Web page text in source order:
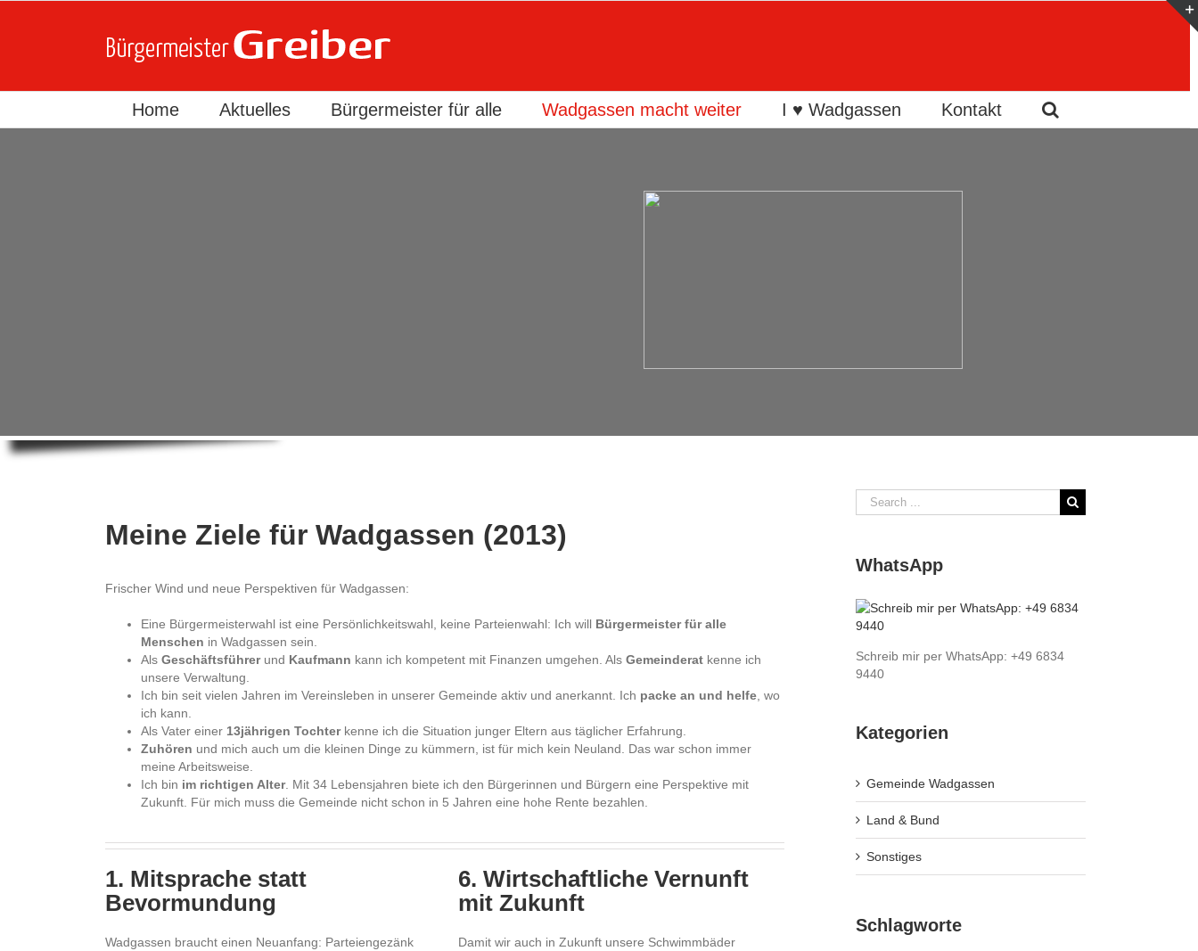
Home Aktuelles Bürgermeister für alle Wadgassen macht weiter I ♥ Wadgassen Kontakt
Meine Ziele für Wadgassen (2013)
Frischer Wind und neue Perspektiven für Wadgassen:
Eine Bürgermeisterwahl ist eine Persönlichkeitswahl, keine Parteienwahl: Ich will Bürgermeister für alle
Menschen in Wadgassen sein.
Als Geschäftsführerund Kaufmann kann ich kompetent mit Finanzen umgehen. Als Gemeinderatkenne ich
unsere Verwaltung.
Ich bin seit vielen Jahren im Vereinsleben in unserer Gemeinde aktiv und anerkannt. Ich packe an und helfe, wo
ich kann.
Als Vater einer 13jährigen Tochterkenne ich die Situation junger Eltern aus täglicher Erfahrung.
Zuhören und mich auch um die kleinen Dinge zu kümmern, ist für mich kein Neuland. Das war schon immer
meine Arbeitsweise.
Ich bin im richtigen Alter. Mit 34 Lebensjahren biete ich den Bürgerinnen und Bürgern eine Perspektive mit
Zukunft. Für mich muss die Gemeinde nicht schon in 5 Jahren eine hohe Rente bezahlen.
1. Mitsprache statt
Bevormundung
Wadgassen braucht einen Neuanfang: Parteiengezänk
6. Wirtschaftliche Vernunft
mit Zukunft
Damit wir auch in Zukunft unsere Schwimmbäder
Search
for:
WhatsApp
Schreib mir per WhatsApp: +49 6834
9440
Kategorien
Gemeinde Wadgassen
Land & Bund
Sonstiges
Schlagworte